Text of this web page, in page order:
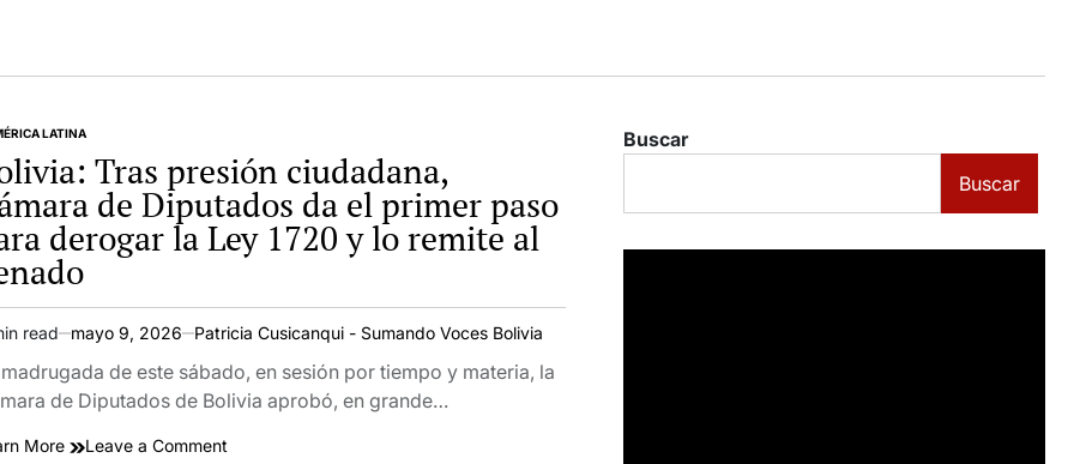
LATINA
Tras presión ciudadana,
de Diputados da el primer paso
derogar la Ley 1720 y lo remite al
read mayo 9, 2026 Patricia Cusicanqui - Sumando Voces Bolivia
de este sábado, en sesión por tiempo y materia, la
de Diputados de Bolivia aprobó, en grande…
More Leave a Comment
Buscar
Buscar